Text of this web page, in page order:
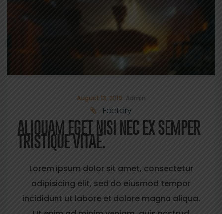
August 13, 2019 Admin
Factory
ALIQUAM EGET NISI NEC EX SEMPER
TRISTIQUE VITAE.
Lorem ipsum dolor sit amet, consectetur
adipisicing elit, sed do eiusmod tempor
incididunt ut labore et dolore magna aliqua.